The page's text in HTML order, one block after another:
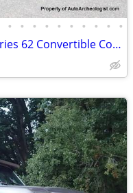
• • • • • • • • • •
Museum Piece, 1941 Cadillac Series 62 Convertible Coupe